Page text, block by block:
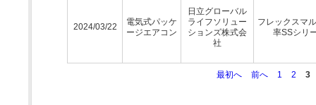
2024/03/22
電気式パッケ
ージエアコン
日立グローバル
ライフソリュー
ションズ株式会
社
フレックスマ
率SSシリ
最初へ 前へ 1 2 3